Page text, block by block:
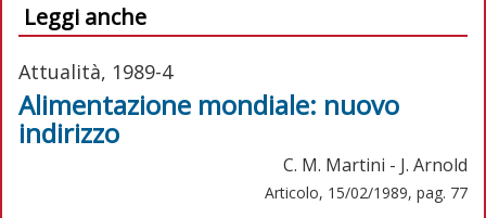
Leggi anche
Attualità, 1989-4
Alimentazione mondiale: nuovo
indirizzo
C. M. Martini - J. Arnold
Articolo, 15/02/1989, pag. 77